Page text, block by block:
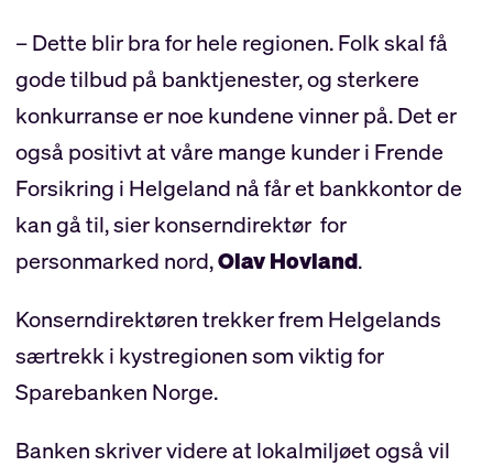
– Dette blir bra for hele regionen. Folk skal få
gode tilbud på banktjenester, og sterkere
konkurranse er noe kundene vinner på. Det er
også positivt at våre mange kunder i Frende
Forsikring i Helgeland nå får et bankkontor de
kan gå til, sier konserndirektør for
personmarked nord,Olav Hovland.
Konserndirektøren trekker frem Helgelands
særtrekk i kystregionen som viktig for
Sparebanken Norge.
Banken skriver videre at lokalmiljøet også vil